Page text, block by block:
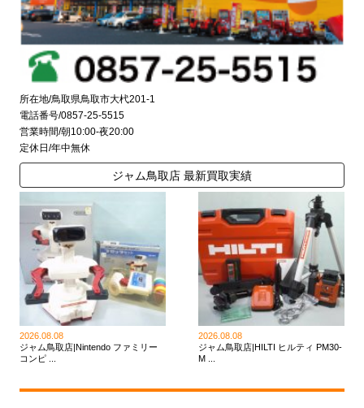
所在地/鳥取県鳥取市大杙201-1
電話番号/0857-25-5515
営業時間/朝10:00-夜20:00
定休日/年中無休
ジャム鳥取店 最新買取実績
2026.08.08
ジャム鳥取店|Nintendo ファミリー
コンピ ...
2026.08.08
ジャム鳥取店|HILTI ヒルティ PM30-
M ...